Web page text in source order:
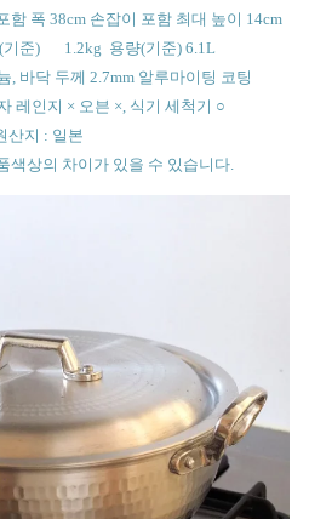
함 폭 38cm 손잡이 포함 최대 높이 14cm
기준)
1.2kg 용량(기준) 6.1L
, 바닥 두께 2.7mm 알루마이팅 코팅
레인지 × 오븐 ×, 식기 세척기 ○
산지 : 일본
색상의 차이가 있을 수 있습니다.